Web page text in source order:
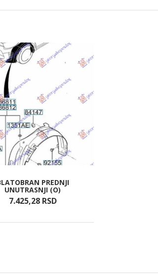
PREDNJI
UNUTRASNJI (O)
7.425,28 RSD